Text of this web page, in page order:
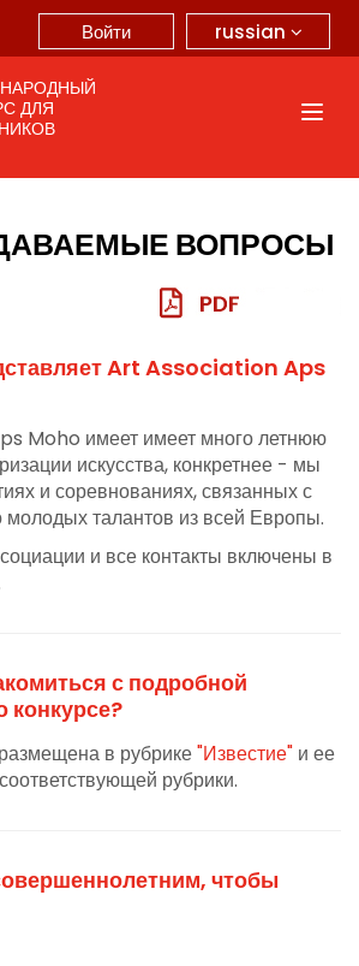
russian
Войти
ДЛЯ
ВОПРОСЫ
Art Association Aps
Moho имеет имеет много летнюю
искусства, конкретнее - мы
и соревнованиях, связанных с
молодых талантов из всей Европы.
и все контакты включены в
с подробной
в рубрике"Известие" и ее
рубрики.
чтобы